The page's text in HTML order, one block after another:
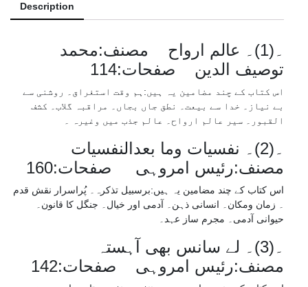
Description
۔(1)۔ عالم ارواح مصنف:محمد
توصیف الدین صفحات:114
اس کتاب کے چند مضامین یہ ہیں:ہم وقت استغراق۔ روشنی سے
بے نیاز۔ خدا سے بیعت۔ نطق جاں بجاں۔ مراقبہ گلاب۔ کشف
القبور۔ سیر عالم ارواح۔ عالم جذب میں وغیرہ ۔
۔(2)۔ نفسیات وما بعدالنفسیات
مصنف:رئیس امروہی صفحات:160
اس کتاب کے چند مضامین یہ ہیں:برسبیل تذکرہ۔ پُراسرار نقش قدم
۔ زمان ومکان۔ انسانی ذہن۔ آدمی اور خیال۔ جنگل کا قانون۔
حیوانی آدمی۔ مجرم ساز عہد۔
۔(3)۔ لے سانس بھی آہستہ
مصنف:رئیس امروہی صفحات:142